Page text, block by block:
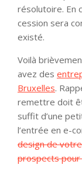
résolutoire. En
cession sera
existé.
Voilà
avez des
Bruxelles.
remettre doit
suffit d’une
l’entrée en e-
design de
prospects